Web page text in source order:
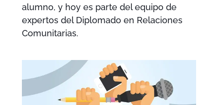
alumno, y hoy es parte del equipo de
expertos del Diplomado en Relaciones
Comunitarias.